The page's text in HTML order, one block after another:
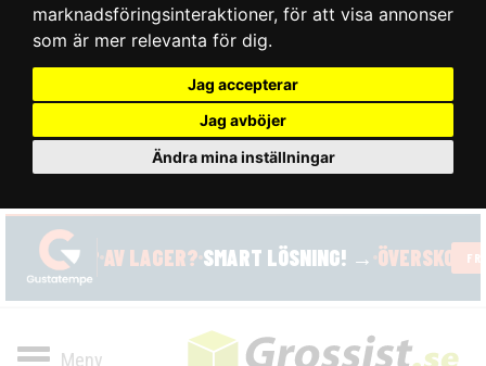
marknadsföringsinteraktioner, för att visa annonser
som är mer relevanta för dig.
Jag accepterar
Jag avböjer
Ändra mina inställningar
Toggle